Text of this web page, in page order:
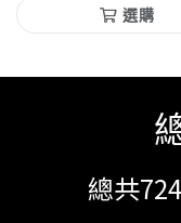
選購
總共